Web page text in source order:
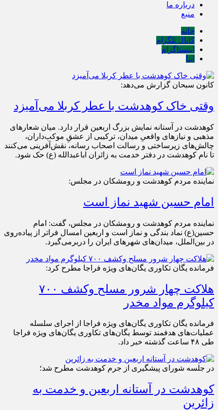
درباره ما
منبع
خانه
کانال تلگرام
اینستاگرام
ایتا
کانون سبحان گزارش می‌دهد:
وقتی خاک کوهدشت با عطر کربلا می‌آمیزد
کوهدشت در آستانه نمایش بزرگ اربعین قرار دارد. میان شعارهای
مذهبی و نیازهای واقعیِ میدان، ترکیبی از عشقِ موکب‌داران،
چالش‌های زیرساختی و رسالت اصحاب رسانه، نقش‌آفرینی می‌کنند
تا نام کوهدشت در دفتر خدمت به زائران اباعبدالله (ع) حک شود.
نماینده مردم کوهدشت و رومشکان در مجلس:
امام حسین شهید نماز است
نماینده مردم کوهدشت و رومشکان در مجلس، گفت: امام
حسین(ع) نماد بندگی و نماز است و اربعین امسال فراتر از پیاده‌روی
در بین‌الملل، میدان‌های شهرهای ایران را دربرمی‌گیرد.
فرمانده یگان تکاوری یگان‌های ویژه فراجا مطرح کرد:
هلاکت چهار شرور مسلح وکشف ۷۰۰
کیلوگرم مواد مخدر
فرمانده یگان تکاوری یگان‌های ویژه فراجا از اجرای سلسله
عملیات‌های هدفمند توسط یگان‌های تکاوری یگان‌های ویژه فراجا
طی ۴۸ ساعت گذشته خبر داد.
در جلسه شورای پیشگیری از جرم کوهدشت مطرح شد؛
کوهدشت در آستانه اربعین و خدمت‌ به
زائرین